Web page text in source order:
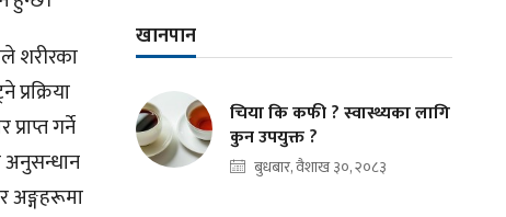
शरीरका
गर्ने
अनुसन्धान
अङ्गहरूमा
खानपान
चिया कि कफी ? स्वास्थ्यका लागि
कुन उपयुक्त ?
बुधबार, वैशाख ३०, २०८३